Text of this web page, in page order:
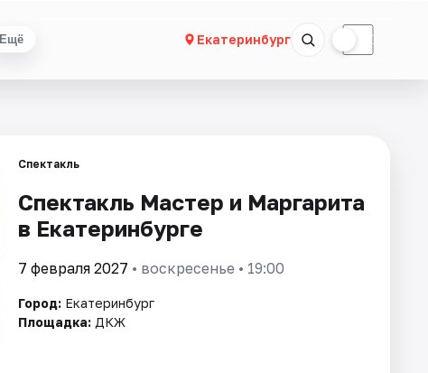
Ещё Екатеринбург ☾
Спектакль
Спектакль Мастер и Маргарита
в Екатеринбурге
7 февраля 2027 • воскресенье • 19:00
Город: Екатеринбург
Площадка: ДКЖ